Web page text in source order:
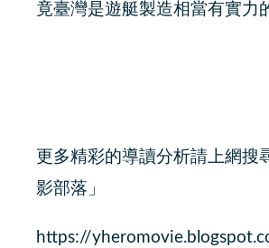
竟臺灣是遊艇製造相當有實力
更多精彩的導讀分析請上網搜
影部落」
https://